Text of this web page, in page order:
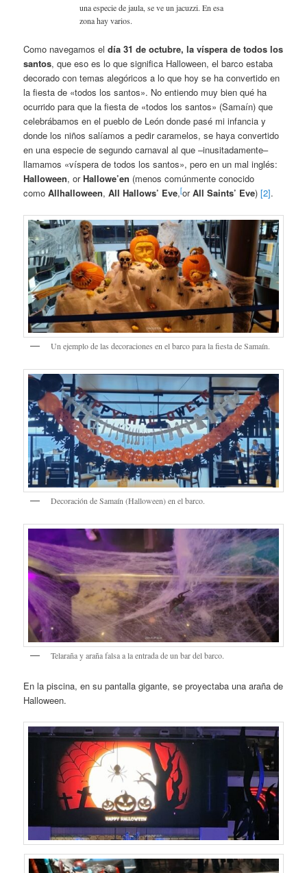
una especie de jaula, se ve un jacuzzi. En esa
zona hay varios.
Como navegamos eldía 31 de octubre, la víspera de todos los
santos, que eso es lo que significa Halloween, el barco estaba
decorado con temas alegóricos a lo que hoy se ha convertido en
la fiesta de «todos los santos». No entiendo muy bien qué ha
ocurrido para que la fiesta de «todos los santos» (Samaín) que
celebrábamos en el pueblo de León donde pasé mi infancia y
donde los niños salíamos a pedir caramelos, se haya convertido
en una especie de segundo carnaval al que –inusitadamente–
llamamos «víspera de todos los santos», pero en un mal inglés:
Halloween, orHallowe’en (menos comúnmente conocido
comoAllhalloween,All Hallows’ Eve,[orAll Saints’ Eve)[2].
Un ejemplo de las decoraciones en el barco para la fiesta de Samaín.
Decoración de Samaín (Halloween) en el barco.
Telaraña y araña falsa a la entrada de un bar del barco.
En la piscina, en su pantalla gigante, se proyectaba una araña de
Halloween.